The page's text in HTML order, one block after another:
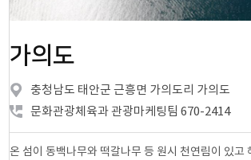
가의도
충청남도 태안군 근흥면 가의도리 가의도
문화관광체육과 관광마케팅팀 670-2414
온 섬이 동백나무와 떡갈나무 등 원시 천연림이 있고